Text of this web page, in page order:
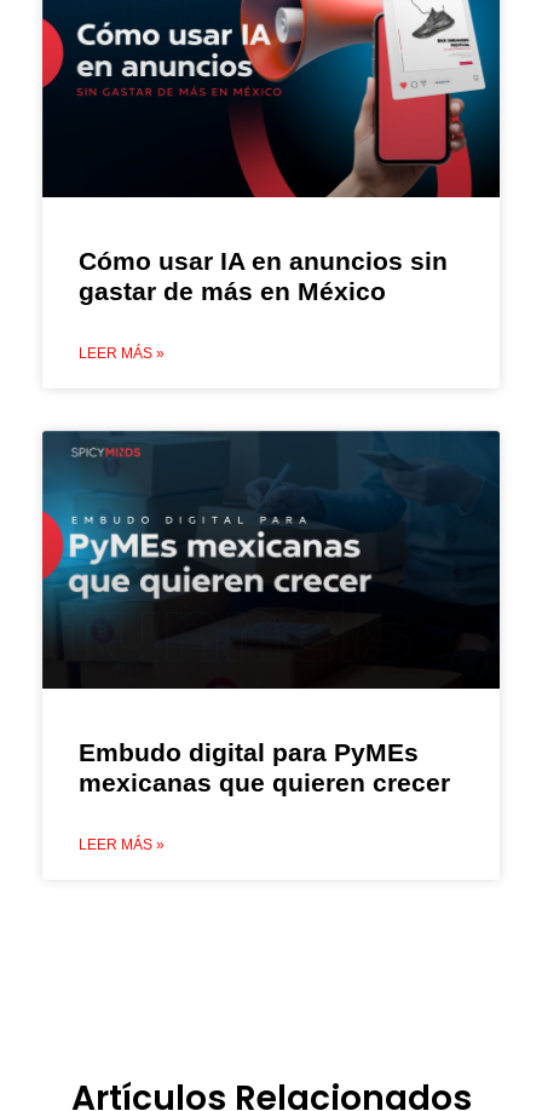
Cómo usar IA en anuncios sin
gastar de más en México
LEER MÁS »
Embudo digital para PyMEs
mexicanas que quieren crecer
LEER MÁS »
Artículos Relacionados